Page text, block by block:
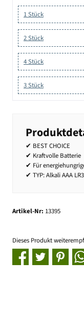
1 Stück
2 Stück
4 Stück
3 Stück
✔ BEST CHOICE
✔ Kraftvolle Batterie
✔ Für
✔ TYP: Alkali AAA
Artikel-Nr: 13395
Dieses Produkt